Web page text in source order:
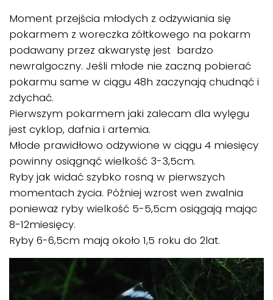
Moment przejścia młodych z odżywiania się
pokarmem z woreczka żółtkowego na pokarm
podawany przez akwarystę jest bardzo
newralgoczny. Jeśli młode nie zaczną pobierać
pokarmu same w ciągu 48h zaczynają chudnąć i
zdychać.
Pierwszym pokarmem jaki zalecam dla wylęgu
jest cyklop, dafnia i artemia.
Młode prawidłowo odżywione w ciągu 4 miesięcy
powinny osiągnąć wielkość 3-3,5cm.
Ryby jak widać szybko rosną w pierwszych
momentach życia. Później wzrost wen zwalnia
ponieważ ryby wielkość 5-5,5cm osiągają mając
8-12miesięcy.
Ryby 6-6,5cm mają około 1,5 roku do 2lat.